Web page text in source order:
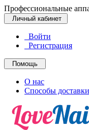
Профессиональные
Личный кабинет
Войти
Регистрация
Помощь
О нас
Способы доставки